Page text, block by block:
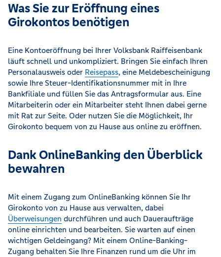
Was Sie zur Eröffnung eines
Girokontos benötigen
Eine Kontoeröffnung bei Ihrer Volksbank Raiffeisenbank
läuft schnell und unkompliziert. Bringen Sie einfach Ihren
Personalausweis oder Reisepass, eine Meldebescheinigung
sowie Ihre Steuer-Identifikationsnummer mit in Ihre
Bankfiliale und füllen Sie das Antragsformular aus. Eine
Mitarbeiterin oder ein Mitarbeiter steht Ihnen dabei gerne
mit Rat zur Seite. Oder nutzen Sie die Möglichkeit, Ihr
Girokonto bequem von zu Hause aus online zu eröffnen.
Dank OnlineBanking den Überblick
bewahren
Mit einem Zugang zum OnlineBanking können Sie Ihr
Girokonto von zu Hause aus verwalten, dabei
Überweisungen durchführen und auch Daueraufträge
online einrichten und bearbeiten. Sie warten auf einen
wichtigen Geldeingang? Mit einem Online-Banking-
Zugang behalten Sie Ihre Finanzen rund um die Uhr im